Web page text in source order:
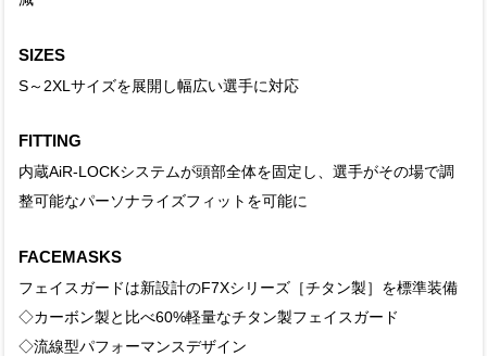
SIZES
S～2XLサイズを展開し幅広い選手に対応
FITTING
内蔵AiR-LOCKシステムが頭部全体を固定し、選手がその場で調
整可能なパーソナライズフィットを可能に
FACEMASKS
フェイスガードは新設計のF7Xシリーズ［チタン製］を標準装備
◇カーボン製と比べ60%軽量なチタン製フェイスガード
◇流線型パフォーマンスデザイン